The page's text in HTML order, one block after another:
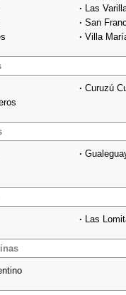
· Las
· San
· Villa
· Curuzú
·
· Las